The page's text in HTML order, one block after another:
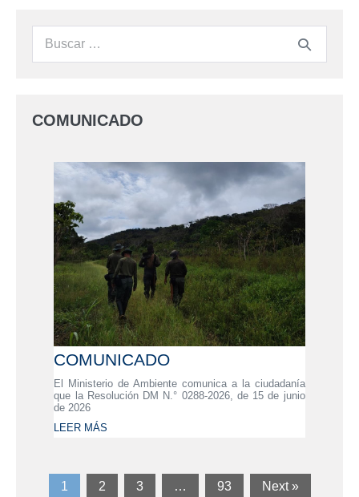
COMUNICADO
COMUNICADO
El Ministerio de Ambiente comunica a la ciudadanía
que la Resolución DM N.° 0288-2026, de 15 de junio
de 2026
LEER MÁS
1 2 3 … 93 Next »